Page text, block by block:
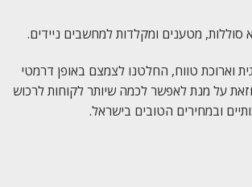
סוללות, מטענים ומקלדות למחשבים ניידים.
וארוכת טווח, החלטנו לצמצם באופן דרמטי
על מנת לאפשר לכמה שיותר לקוחות לרכוש
ובמחירים הטובים בישראל.